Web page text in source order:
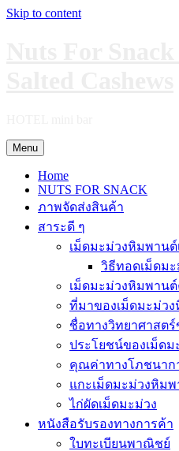
Skip to content
Menu
Home
NUTS FOR SNACK
ภาพจัดส่งสินค้า
สาระดี ๆ
เม็ดมะม่วงหิมพานต์
วิธีทอดเม็ดม
เม็ดมะม่วงหิมพาน
ที่มาของเม็ดมะม่ว
ชื่อทางวิทยาศาสต
ประโยชน์ของเม็ด
คุณค่าทางโภชนาก
แกะเม็ดมะม่วงหิม
ไก่ผัดเม็ดมะม่วง
หนังสือรับรองทางการค้า
ใบทะเบียนพาณิชย์